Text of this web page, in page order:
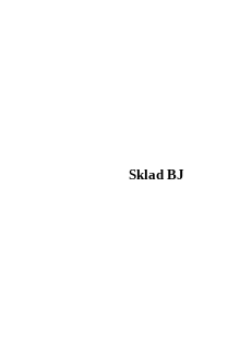
Sklad BJ